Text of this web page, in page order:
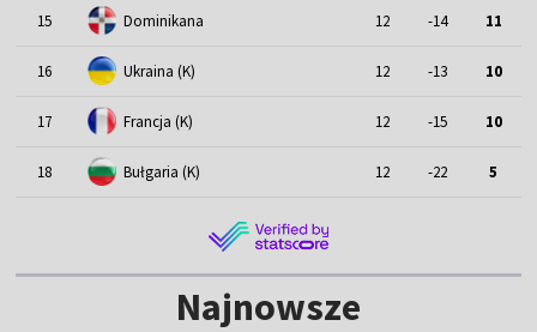
15 Dominikana 12 -14 11
16 Ukraina (K) 12 -13 10
17 Francja (K) 12 -15 10
18 Bułgaria (K) 12 -22 5
Najnowsze